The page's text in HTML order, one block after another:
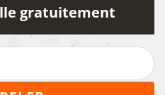
gratuitement